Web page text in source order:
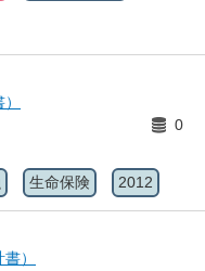
0
生命保険 2012
）